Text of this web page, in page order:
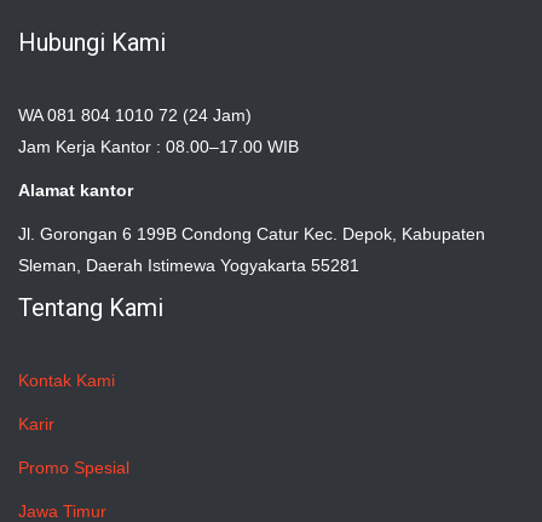
Hubungi Kami
WA 081 804 1010 72 (24 Jam)
Jam Kerja Kantor : 08.00–17.00 WIB
Alamat kantor
Jl. Gorongan 6 199B Condong Catur Kec. Depok, Kabupaten
Sleman, Daerah Istimewa Yogyakarta 55281
Tentang Kami
Kontak Kami
Karir
Promo Spesial
Jawa Timur